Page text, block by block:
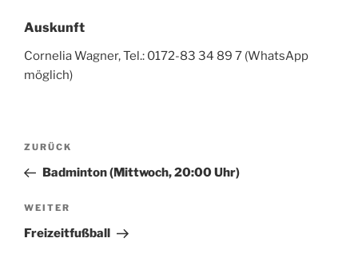
Auskunft
Cornelia Wagner, Tel.: 0172-83 34 89 7 (WhatsApp
möglich)
Beitragsnavigation
Vorheriger
Beitrag
ZURÜCK
Badminton (Mittwoch, 20:00 Uhr)
Nächster
Beitrag
WEITER
Freizeitfußball